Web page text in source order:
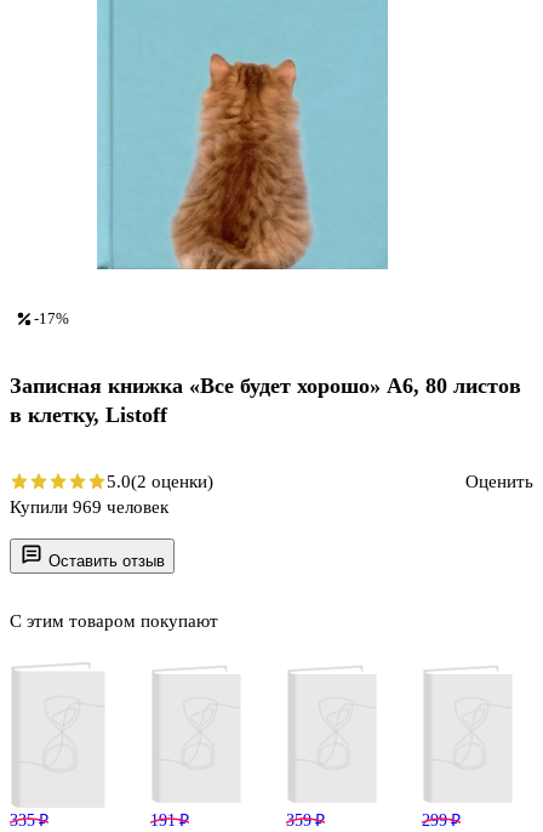
Оставить отзыв
С этим товаром покупают
335 ₽ 191 ₽ 359 ₽ 299 ₽
-17%
Записная книжка «Все будет хорошо» А6, 80 листов
в клетку, Listoff
5.0(2 оценки)
Оценить
Купили 969 человек